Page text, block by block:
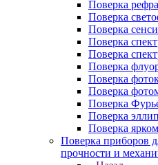
Поверка
Поверка
Поверка
Поверка
Поверка
Поверка
Поверка
Поверка
Поверка
Поверка
Поверка
Поверка приборов
прочности и